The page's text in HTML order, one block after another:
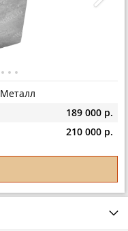
Металл
189 000 р.
210 000 р.